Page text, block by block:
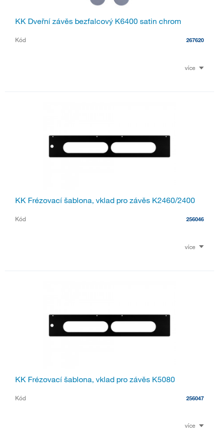
KK Dveřní závěs bezfalcový K6400 satin chrom
Kód 267620
více
KK Frézovací šablona, vklad pro závěs K2460/2400
Kód 256046
více
KK Frézovací šablona, vklad pro závěs K5080
Kód 256047
více